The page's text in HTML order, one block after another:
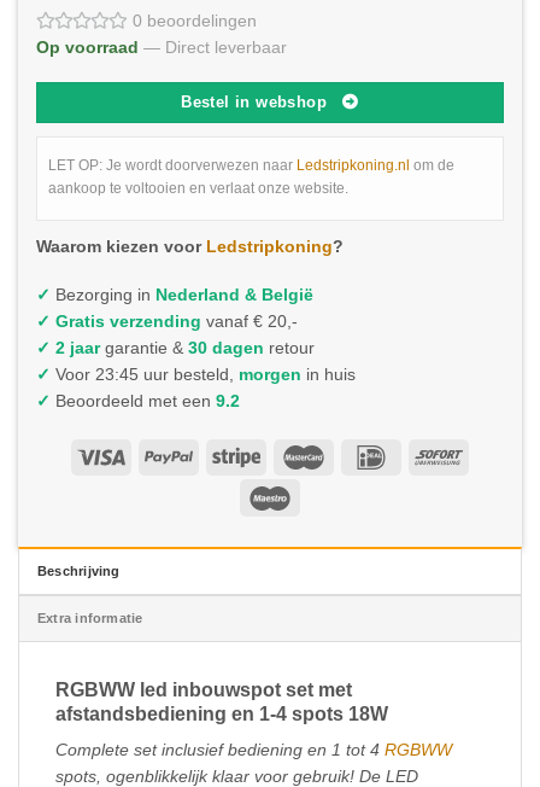
0 beoordelingen
Op voorraad — Direct leverbaar
Bestel in webshop
LET OP: Je wordt doorverwezen naar Ledstripkoning.nl om de
aankoop te voltooien en verlaat onze website.
Waarom kiezen voor Ledstripkoning?
✓ Bezorging in Nederland & België
✓ Gratis verzending vanaf € 20,-
✓ 2 jaargarantie & 30 dagen retour
✓ Voor 23:45 uur besteld, morgen in huis
✓ Beoordeeld met een 9.2
Beschrijving
Extra informatie
RGBWW led inbouwspot set met
afstandsbediening en 1-4 spots 18W
Complete set inclusief bediening en 1 tot 4 RGBWW
spots, ogenblikkelijk klaar voor gebruik! De LED